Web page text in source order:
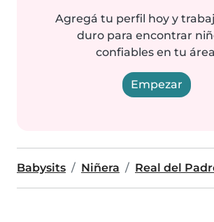
Agregá tu perfil hoy y
duro para encontrar
confiables en tu
Empezar
Babysits Niñera Real del